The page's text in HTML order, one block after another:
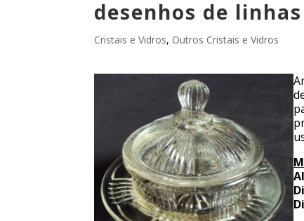
desenhos de
Cristais e Vidros, Outros Cristais e Vidros